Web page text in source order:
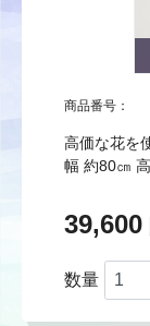
商品番号：
高価な花を
幅 約80㎝
39,600
数量